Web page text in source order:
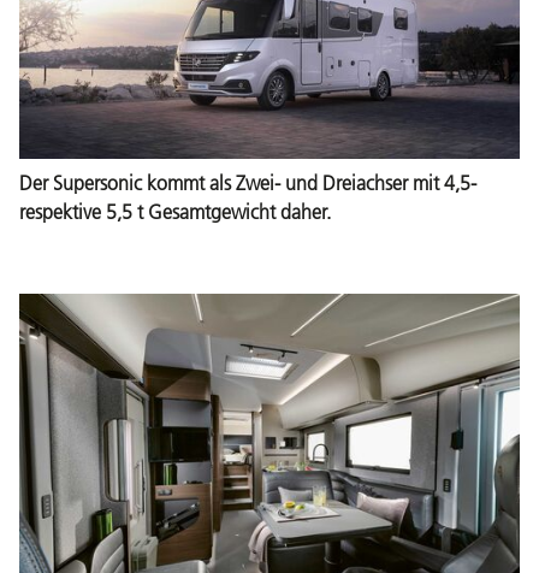
Der Supersonic kommt als Zwei- und Dreiachser mit 4,5-
respektive 5,5 t Gesamtgewicht daher.